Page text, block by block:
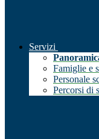
Servizi
Famiglie e
Personale
Percorsi di